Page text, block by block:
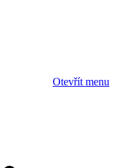
Otevřít menu